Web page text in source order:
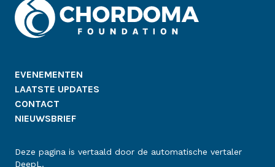
EVENEMENTEN
LAATSTE UPDATES
CONTACT
NIEUWSBRIEF
Deze pagina is vertaald door de automatische vertaler
DeepL.